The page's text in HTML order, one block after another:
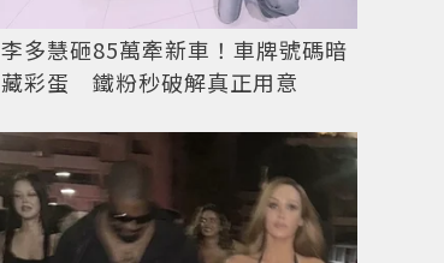
李多慧砸85萬牽新車！車牌號碼暗
藏彩蛋 鐵粉秒破解真正用意